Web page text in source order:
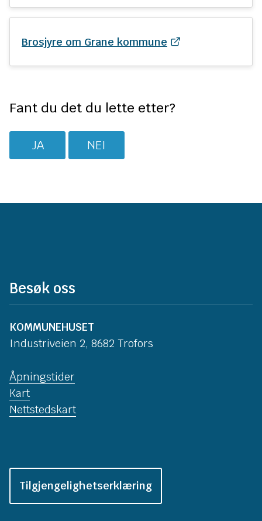
Brosjyre om Grane kommune
Fant du det du lette etter?
JA NEI
Besøk oss
KOMMUNEHUSET
Industriveien 2, 8682 Trofors
Åpningstider
Kart
Nettstedskart
Tilgjengelighetserklæring